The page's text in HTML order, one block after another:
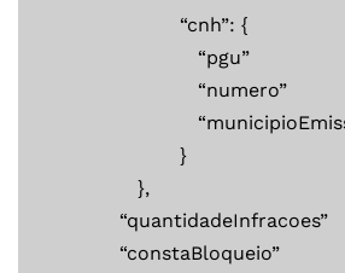
“cnh”: {
“pgu”
“numero”
}
},
“quantidadeInfracoes”
“constaBloqueio”